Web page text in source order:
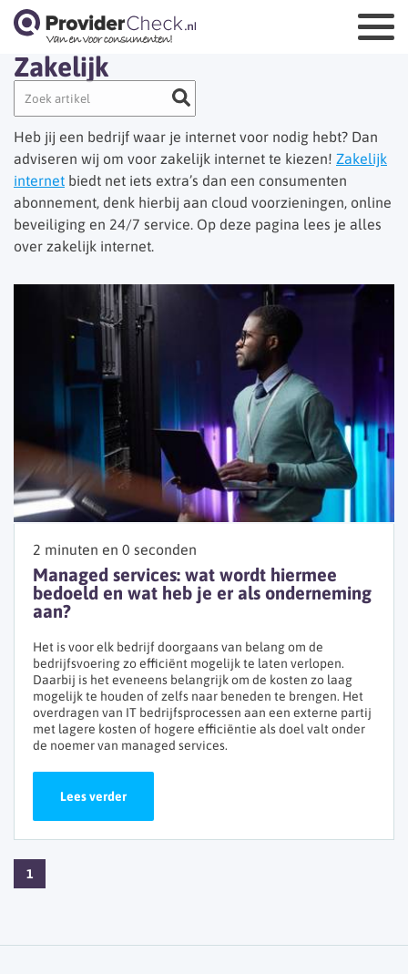
Zakelijk
Heb jij een bedrijf waar je internet voor nodig hebt? Dan
adviseren wij om voor zakelijk internet te kiezen! Zakelijk
internet biedt net iets extra’s dan een consumenten
abonnement, denk hierbij aan cloud voorzieningen, online
beveiliging en 24/7 service. Op deze pagina lees je alles
over zakelijk internet.
2 minuten en 0 seconden
Managed services: wat wordt hiermee
bedoeld en wat heb je er als onderneming
aan?
Het is voor elk bedrijf doorgaans van belang om de
bedrijfsvoering zo efficiënt mogelijk te laten verlopen.
Daarbij is het eveneens belangrijk om de kosten zo laag
mogelijk te houden of zelfs naar beneden te brengen. Het
overdragen van IT bedrijfsprocessen aan een externe partij
met lagere kosten of hogere efficiëntie als doel valt onder
de noemer van managed services.
Lees verder
1